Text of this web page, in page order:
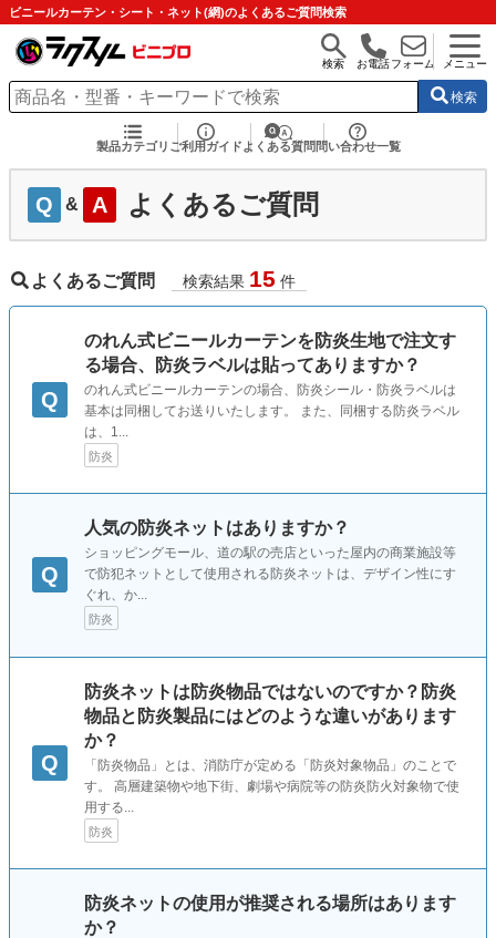
ビニールカーテン・シート・ネット(網)のよくあるご質問検索
検索 お電話フォーム メニュー
検索
製品カテゴリ ご利用ガイド よくある質問 問い合わせ一覧
Q & A よくあるご質問
よくあるご質問 検索結果 15 件
Q
のれん式ビニールカーテンを防炎生地で注文す
る場合、防炎ラベルは貼ってありますか？
のれん式ビニールカーテンの場合、防炎シール・防炎ラベルは
基本は同梱してお送りいたします。 また、同梱する防炎ラベル
は、1...
防炎
Q
人気の防炎ネットはありますか？
ショッピングモール、道の駅の売店といった屋内の商業施設等
で防犯ネットとして使用される防炎ネットは、デザイン性にす
ぐれ、か...
防炎
Q
防炎ネットは防炎物品ではないのですか？防炎
物品と防炎製品にはどのような違いがあります
か？
「防炎物品」とは、消防庁が定める「防炎対象物品」のことで
す。 高層建築物や地下街、劇場や病院等の防炎防火対象物で使
用する...
防炎
防炎ネットの使用が推奨される場所はあります
か？